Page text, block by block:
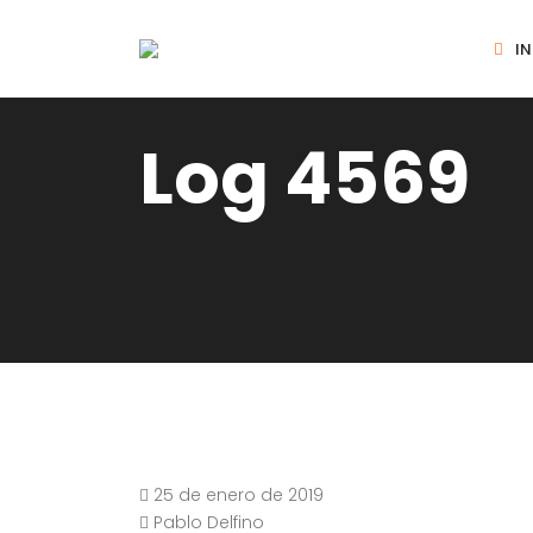
Log 4569
25 de enero de 2019
Pablo Delfino